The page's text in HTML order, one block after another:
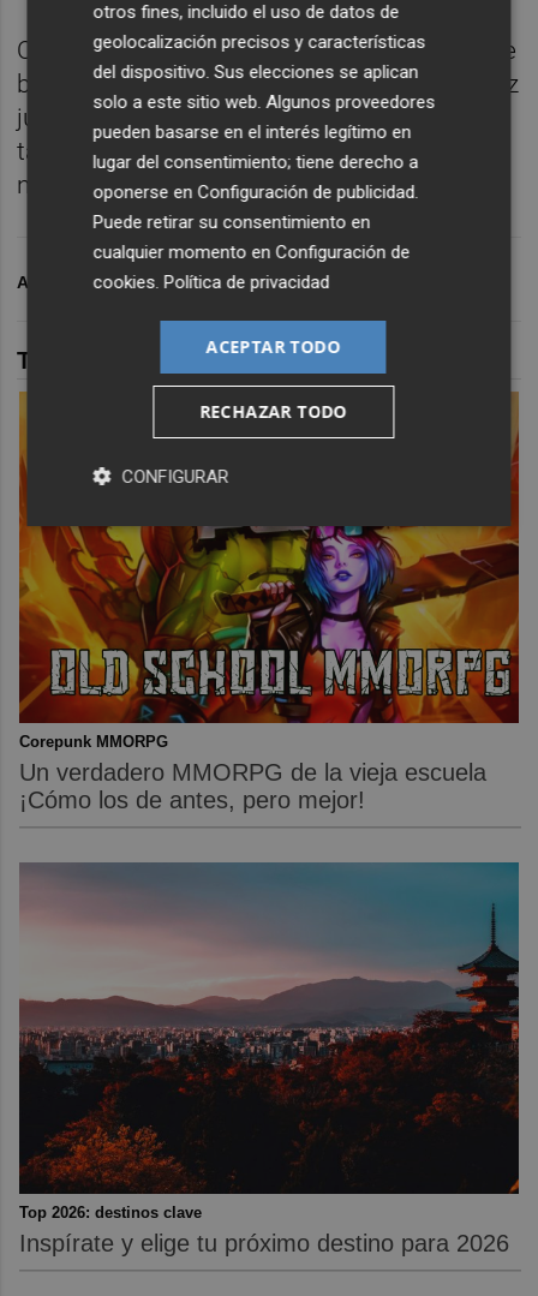
Obviamente en categorías menores -tenis de
base y los circuitos ITF y Challenger-, Alcaraz
jugó más encuentros en territorio patrio y
también ahí se acostumbró a salir
normalmente triunfador.
ARCHIVADO EN TENIS CARLOS ALCARAZ
TAMBIÉN TE PUEDE INTERESAR
Corepunk MMORPG
Un verdadero MMORPG de la vieja escuela
¡Cómo los de antes, pero mejor!
Top 2026: destinos clave
Inspírate y elige tu próximo destino para 2026
otros fines, incluido el uso de datos de
geolocalización precisos y características
del dispositivo. Sus elecciones se aplican
solo a este sitio web. Algunos proveedores
pueden basarse en el interés legítimo en
lugar del consentimiento; tiene derecho a
oponerse enConfiguración de publicidad.
Puede retirar su consentimiento en
cualquier momento enConfiguración de
cookies.Política de privacidad
ACEPTAR TODO
RECHAZAR TODO
CONFIGURAR